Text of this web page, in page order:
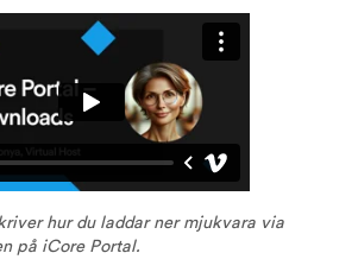
hur du laddar ner mjukvara via
på iCore Portal.